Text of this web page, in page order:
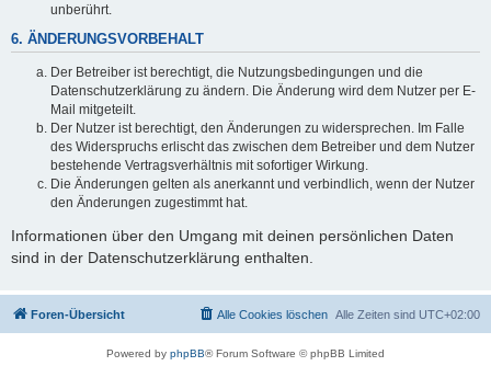
unberührt.
6. ÄNDERUNGSVORBEHALT
Der Betreiber ist berechtigt, die Nutzungsbedingungen und die
Datenschutzerklärung zu ändern. Die Änderung wird dem Nutzer per E-
Mail mitgeteilt.
Der Nutzer ist berechtigt, den Änderungen zu widersprechen. Im Falle
des Widerspruchs erlischt das zwischen dem Betreiber und dem Nutzer
bestehende Vertragsverhältnis mit sofortiger Wirkung.
Die Änderungen gelten als anerkannt und verbindlich, wenn der Nutzer
den Änderungen zugestimmt hat.
Informationen über den Umgang mit deinen persönlichen Daten
sind in der Datenschutzerklärung enthalten.
Foren-Übersicht Alle Zeiten sind UTC+02:00
Alle Cookies löschen
Powered by phpBB® Forum Software © phpBB Limited